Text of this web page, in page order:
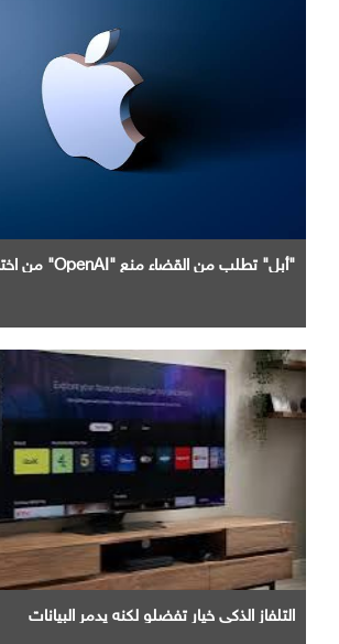
"أبل" تطلب من القضاء منع "OpenAI" من اختراق بياناتها
التلفاز الذكي خيار تفضلو لكنه يدمر البيانات